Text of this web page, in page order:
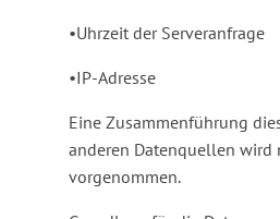
•Uhrzeit der Serveranfrage
•IP-Adresse
Eine Zusammenführung
anderen Datenquellen wird
vorgenommen.